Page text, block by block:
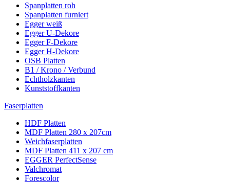
Spanplatten roh
Spanplatten furniert
Egger weiß
Egger U-Dekore
Egger F-Dekore
Egger H-Dekore
OSB Platten
B1 / Krono / Verbund
Echtholzkanten
Kunststoffkanten
Faserplatten
HDF Platten
MDF Platten 280 x 207cm
Weichfaserplatten
MDF Platten 411 x 207 cm
EGGER PerfectSense
Valchromat
Forescolor